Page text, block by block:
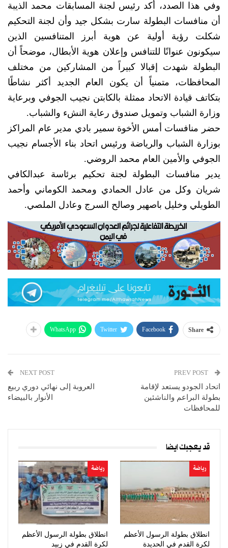
وفي هذا الصدد، أكد رئيس لجنة المسابقات محمد الذيبة
أن منافسات البطولة سارت بشكل جيد وأن لجنة التحكيم
شكلت رؤية أولية عن هوية أبرز المتنافسين الذين
سيكونون عنوانًا للتنافس وإعلان هوية الأبطال، موضحاً أن
البطولة شهدت إقبالا كبيراً من المشاركين من مختلف
المحافظات، متمنياً أن يكون العام الجديد أكثر نشاطًا
بتكاتف قيادة الاتحاد ممثلة بالكابتن نجيب الجوفي وبرعاية
وزارة الشباب وتمويل صندوق رعاية النشء والشباب.
حضر منافسات أمس الأخوة سمير بادي مدير عام المراكز
بوزارة الشباب والرياضة ورئيس اتحاد بناء الأجسام نجيب
الجوفي والأمين العام محمد الروضي.
يدير منافسات البطولة لجنة تحكيم برئاسة عبدالكافي
شريان وكل من عادل الحمادي ومحمد الكوماني وأحمد
الطويلي وخليل باصهير وصالح السرج وعادل الملصي.
Share
Facebook
Twitter
WhatsApp
اتحاد الجودو يستعد لإقامة
بطولة البراعم والناشئين
للمحافظات
NEXT POST
العروبة إلى نهائي دوري ربيع
الأنوار بالبيضاء
قد يعجبك ايضا
رياضة
انطلاق بطولة الرسول الأعظم
لكرة القدم في الحديدة
رياضة
انطلاق بطولة الرسول الأعظم
لكرة القدم في زبيد